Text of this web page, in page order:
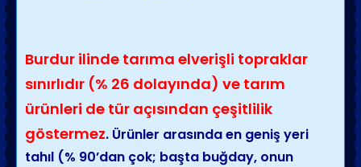
Burdur ilinde tarıma elverişli topraklar
sınırlıdır (% 26 dolayında) ve tarım
ürünleri de tür açısından çeşitlilik
göstermez. Ürünler arasında en geniş yeri
tahıl (% 90’dan çok; başta buğday, onun